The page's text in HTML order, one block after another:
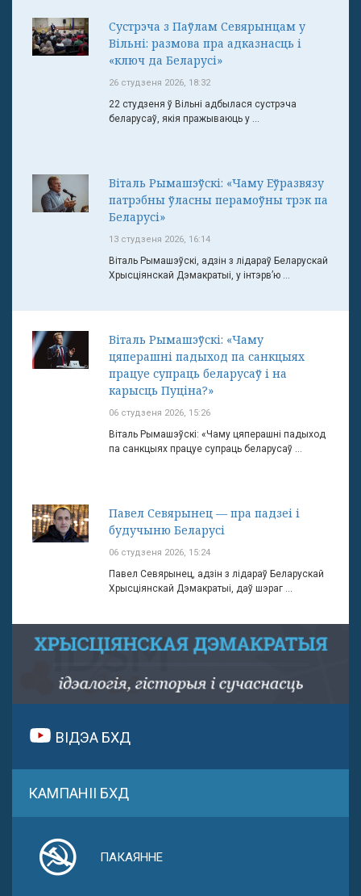
Сустрэча з Паўлам Севярынцам у
Вільні: размова пра адказнасць і
«ключ да Беларусі»
26 студзеня 2026, 18:32
22 студзеня ў Вільні адбылася сустрэча
беларусаў, якія пражываюць у ...
Віталь Рымашэўскі: «Чаму Еўразвязу
патрэбны ўласны перамоўны трэк па
Беларусі»
13 студзеня 2026, 16:14
Віталь Рымашэўскі, адзін з лідараў Беларускай
Хрысціянскай Дэмакратыі, у інтэрв’ю ...
Віталь Рымашэўскі: «Чаму
цяперашні падыход па санкцыях
працуе супраць беларусаў і на
карысць Пуціна?»
06 студзеня 2026, 15:26
Віталь Рымашэўскі: «Чаму цяперашні падыход
па санкцыях працуе супраць беларусаў ...
Павел Севярынец — пра падзеі і
будучыню Беларусі
06 студзеня 2026, 15:24
Павел Севярынец, адзін з лідараў Беларускай
Хрысціянскай Дэмакратыі, даў шэраг ...
ВІДЭА БХД
КАМПАНІІ БХД
ПАКАЯННЕ